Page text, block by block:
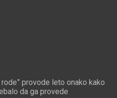
rode” provode leto onako kako
da ga provede